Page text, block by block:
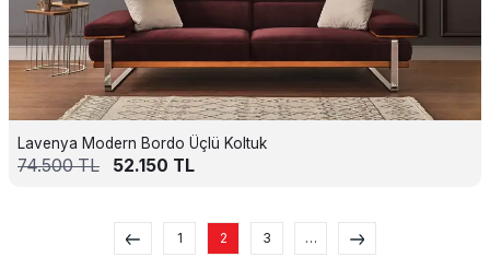
Lavenya Modern Bordo Üçlü Koltuk
74.500TL 52.150 TL
1 2 3 …